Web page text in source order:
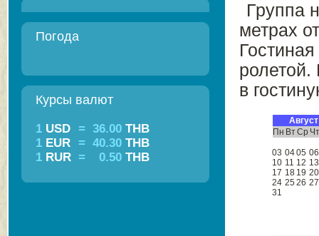
Погода
Курсы валют
1 USD = 36.00 THB
1 EUR = 40.30 THB
1 RUR = 0.50 THB
Группа
метрах
ролетой.
в
Пн ВтСр
03 0405 06
10 11 12 13
17 18 19 20
24 25 26 27
31